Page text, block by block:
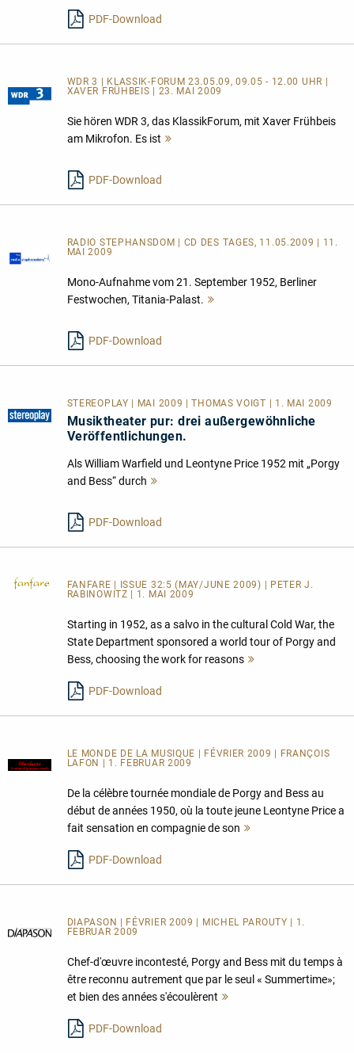
PDF-Download
WDR 3 | KLASSIK-FORUM 23.05.09, 09.05 - 12.00 UHR |
XAVER FRÜHBEIS | 23. MAI 2009
Sie hören WDR 3, das KlassikForum, mit Xaver Frühbeis
am Mikrofon. Es ist
PDF-Download
RADIO STEPHANSDOM | CD DES TAGES, 11.05.2009 | 11.
MAI 2009
Mono-Aufnahme vom 21. September 1952, Berliner
Festwochen, Titania-Palast.
PDF-Download
STEREOPLAY | MAI 2009 | THOMAS VOIGT | 1. MAI 2009
Musiktheater pur: drei außergewöhnliche
Veröffentlichungen.
Als William Warfield und Leontyne Price 1952 mit „Porgy
and Bess“ durch
PDF-Download
FANFARE
| ISSUE 32:5 (MAY/JUNE 2009) | PETER J.
RABINOWITZ | 1. MAI 2009
Starting in 1952, as a salvo in the cultural Cold War, the
State Department sponsored a world tour of Porgy and
Bess, choosing the work for reasons
PDF-Download
LE MONDE DE LA MUSIQUE | FÉVRIER 2009 | FRANÇOIS
LAFON | 1. FEBRUAR 2009
De la célèbre tournée mondiale de Porgy and Bess au
début de années 1950, où la toute jeune Leontyne Price a
fait sensation en compagnie de son
PDF-Download
DIAPASON | FÉVRIER 2009 | MICHEL PAROUTY | 1.
FEBRUAR 2009
Chef-d'œuvre incontesté, Porgy and Bess mit du temps à
être reconnu autrement que par le seul « Summertime»;
et bien des années s'écoulèrent
PDF-Download